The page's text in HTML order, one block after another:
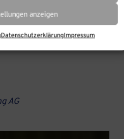
anzeigen
DatenschutzerklärungImpressum
AG